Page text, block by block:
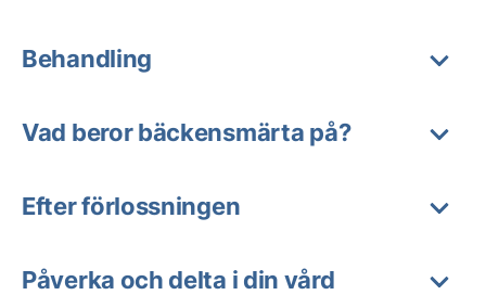
Behandling
Vad beror bäckensmärta på?
Efter förlossningen
Påverka och delta i din vård